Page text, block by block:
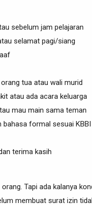
sebelum jam pelajaran
selamat pagi/siang
tua atau wali murid
atau ada acara keluarga
mau main sama teman
bahasa formal sesuai KBBI
terima kasih
Tapi ada kalanya
membuat surat izin